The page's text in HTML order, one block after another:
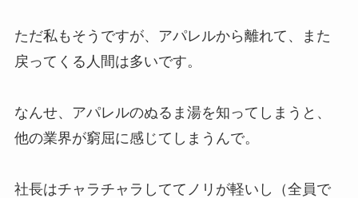
ただ私もそうですが、アパレルから離れて、また
戻ってくる人間は多いです。
なんせ、アパレルのぬるま湯を知ってしまうと、
他の業界が窮屈に感じてしまうんで。
社長はチャラチャラしててノリが軽いし（全員で